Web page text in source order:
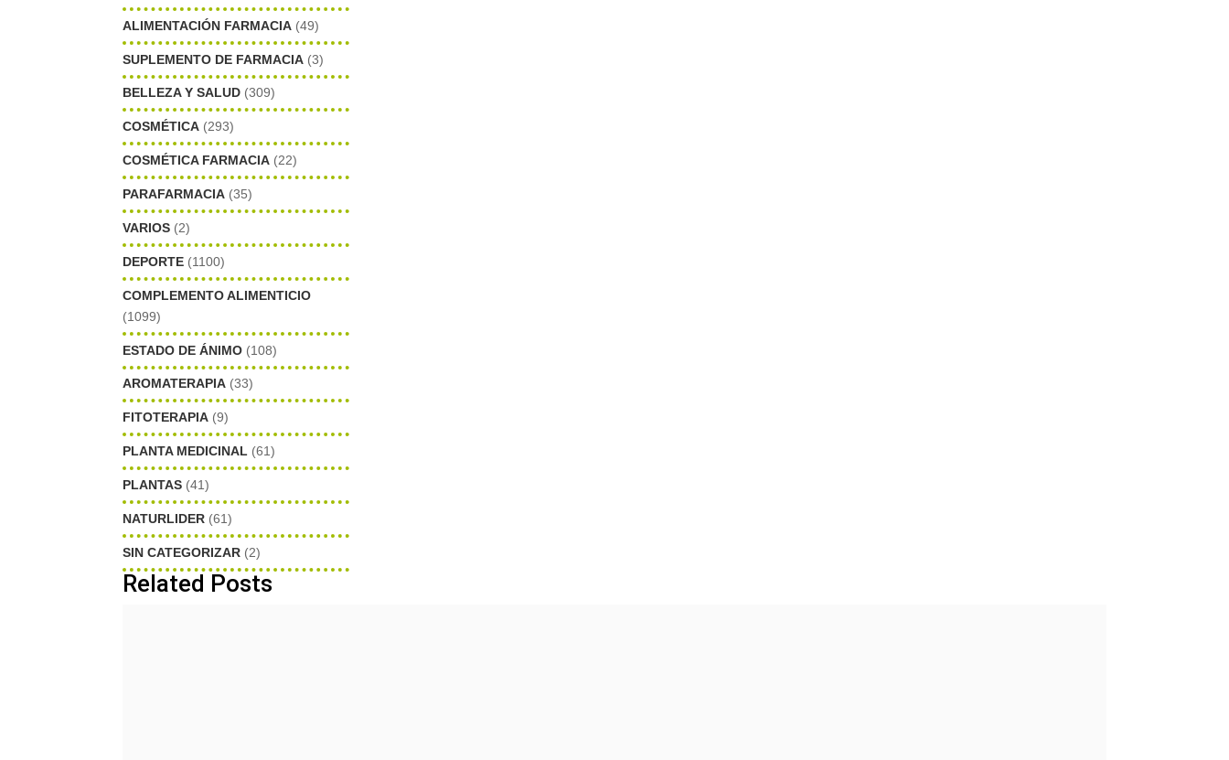
ALIMENTACIÓN FARMACIA (49)
SUPLEMENTO DE FARMACIA (3)
BELLEZA Y SALUD (309)
COSMÉTICA (293)
COSMÉTICA FARMACIA (22)
PARAFARMACIA (35)
VARIOS (2)
DEPORTE (1100)
COMPLEMENTO ALIMENTICIO
(1099)
ESTADO DE ÁNIMO (108)
AROMATERAPIA (33)
FITOTERAPIA (9)
PLANTA MEDICINAL (61)
PLANTAS (41)
NATURLIDER (61)
SIN CATEGORIZAR (2)
Related Posts